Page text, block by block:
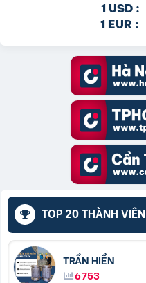
1 USD :
1 EUR :
TOP 20 THÀNH VIÊN
TRẦN HIỀN
6753